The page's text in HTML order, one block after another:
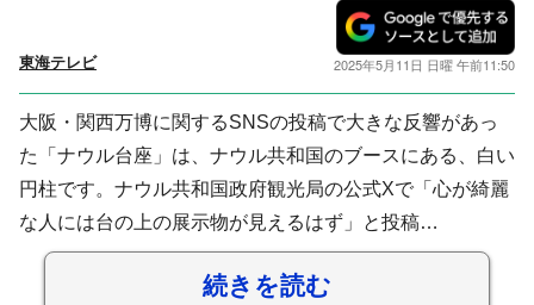
東海テレビ 2025年5月11日 日曜 午前11:50
大阪・関西万博に関するSNSの投稿で大きな反響があっ
た「ナウル台座」は、ナウル共和国のブースにある、白い
円柱です。ナウル共和国政府観光局の公式Xで「心が綺麗
な人には台の上の展示物が見えるはず」と投稿…
続きを読む